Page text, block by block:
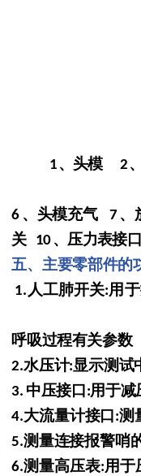
1 、头模 2
6 、头模充气 7 、
关
10 、压力表接口
五、主要零部件的
1. 人工肺开关:用
呼吸过程有关参数
2.水压计:显示测试
3. 中压接口:用于减
4.大流量计接口:测
5.测量连接报警哨
6.测量高压表:用于